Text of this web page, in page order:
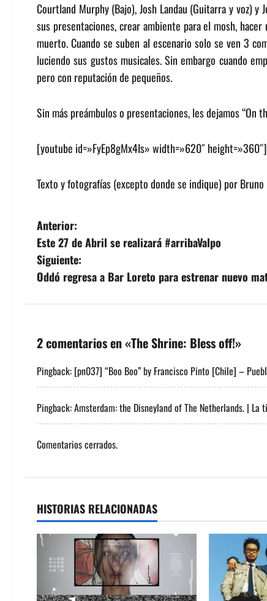
Courtland Murphy (Bajo), Josh Landau (Guitarra y voz)
sus presentaciones, crear ambiente para el mosh,
muerto. Cuando se suben al escenario solo se ven 3
luciendo sus gustos musicales. Sin embargo cuando
pero con reputación de pequeños.
Sin más preámbulos o presentaciones, les dejamos “On
[youtube id=»FyEp8gMx4Is» width=»620″ height=»360″]
Texto y fotografías (excepto donde se indique) por Bruno
N
a
v
g
a
c
i
ó
e
e
t
Anterior:
Este 27 de Abril se realizará #arribaValpo
Siguiente:
Oddó regresa a Bar Loreto para estrenar nuevo
2 comentarios en «The Shrine: Bless off!»
Pingback: [pn037] “Boo Boo” by Francisco Pinto [Chile] –
Pingback:Amsterdam: the Disneyland of The Netherlands. |
Comentarios cerrados.
HISTORIAS RELACIONADAS